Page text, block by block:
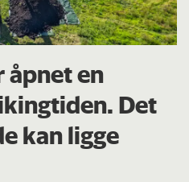
åpnet en
Det
kan ligge